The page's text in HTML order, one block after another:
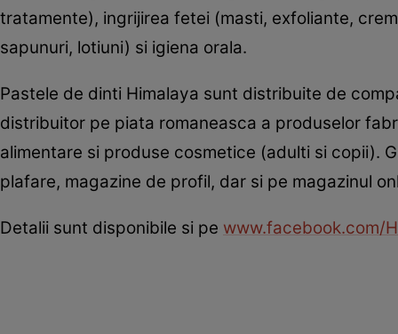
tratamente), ingrijirea fetei (masti, exfoliante,
sapunuri, lotiuni) si igiena orala.
Pastele de dinti Himalaya sunt distribuite de
distribuitor pe piata romaneasca a produselor
alimentare si produse cosmetice (adulti si copii).
plafare, magazine de profil, dar si pe magazinul
Detalii sunt disponibile si pe www.facebook.com/